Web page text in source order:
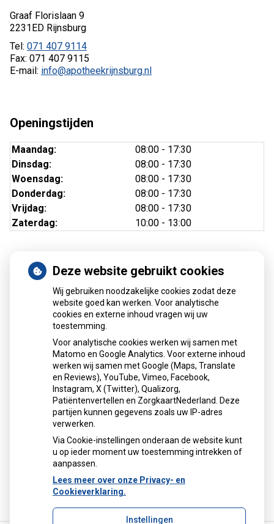
Graaf Florislaan 9
2231ED Rijnsburg
Tel: 071 407 9114
Fax: 071 407 9115
E-mail: info@apotheekrijnsburg.nl
Openingstijden
Maandag:
08:00 - 17:30
Dinsdag:
08:00 - 17:30
Woensdag:
08:00 - 17:30
Donderdag:
08:00 - 17:30
Vrijdag:
08:00 - 17:30
Zaterdag:
10:00 - 13:00
Nieuws
Sinds huisartsen afslankmedicijnen mogen voorschrijven,
neemt gebruik toe
Schurft sinds corona geen vergeten ziekte meer: aantal
uitbraken fors gestegen
Stoppen met afslankmedicijnen betekent zonder
leefstijlaanpassingen weer gewichtstoename
Kookadvies drinkwater in provincie Utrecht vanwege
besmetting
Terugroepactie babyvoeding Nestlé: bacterie kan baby’s
ziek maken
Deze website gebruikt cookies
Wij gebruiken noodzakelijke cookies zodat deze
website goed kan werken. Voor analytische
cookies en externe inhoud vragen wij uw
toestemming.
Voor analytische cookies werken wij samen met
Matomo en Google Analytics. Voor externe inhoud
werken wij samen met Google (Maps, Translate
en Reviews), YouTube, Vimeo, Facebook,
Instagram, X (Twitter), Qualizorg,
Patiëntenvertellen en ZorgkaartNederland. Deze
partijen kunnen gegevens zoals uw IP-adres
verwerken.
Via Cookie-instellingen onderaan de website kunt
u op ieder moment uw toestemming intrekken of
aanpassen.
Lees meer over onze Privacy- en
Cookieverklaring.
Instellingen